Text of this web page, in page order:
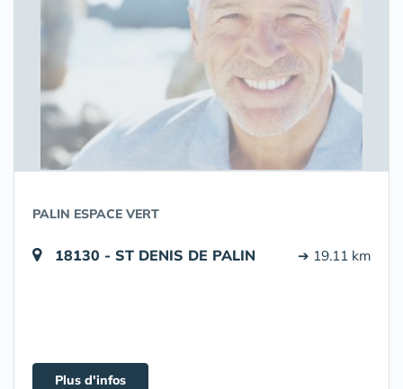
PALIN ESPACE VERT
18130 - ST DENIS DE PALIN ➔ 19.11 km
Plus d'infos